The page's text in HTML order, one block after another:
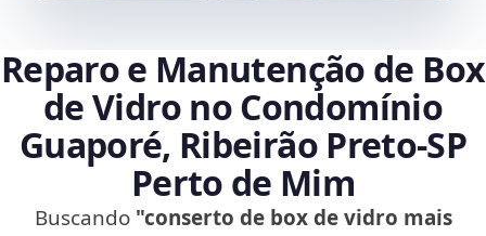
Reparo e Manutenção de Box
de Vidro no Condomínio
Guaporé, Ribeirão Preto‑SP
Perto de Mim
Buscando "conserto de box de vidro mais